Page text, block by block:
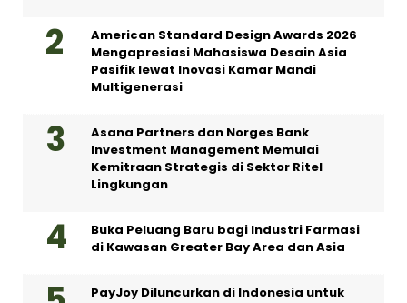
American Standard Design Awards 2026
Mengapresiasi Mahasiswa Desain Asia
Pasifik lewat Inovasi Kamar Mandi
Multigenerasi
Asana Partners dan Norges Bank
Investment Management Memulai
Kemitraan Strategis di Sektor Ritel
Lingkungan
Buka Peluang Baru bagi Industri Farmasi
di Kawasan Greater Bay Area dan Asia
PayJoy Diluncurkan di Indonesia untuk